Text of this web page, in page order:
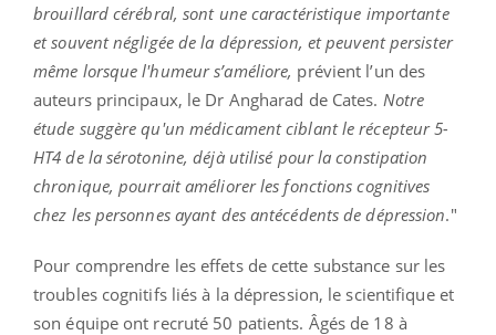
brouillard cérébral, sont une caractéristique importante
et souvent négligée de la dépression, et peuvent persister
même lorsque l'humeur s’améliore, prévient l’un des
auteurs principaux, le Dr Angharad de Cates. Notre
étude suggère qu'un médicament ciblant le récepteur 5-
HT4 de la sérotonine, déjà utilisé pour la constipation
chronique, pourrait améliorer les fonctions cognitives
chez les personnes ayant des antécédents de dépression."
Pour comprendre les effets de cette substance sur les
troubles cognitifs liés à la dépression, le scientifique et
son équipe ont recruté 50 patients. Âgés de 18 à